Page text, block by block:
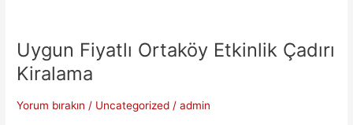
Kiralama
Uygun Fiyatlı Ortaköy Etkinlik Çadırı
Kiralama
Yorum bırakın / Uncategorized /admin